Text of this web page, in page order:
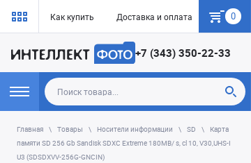
Как купить Доставка и оплата Гарантия
0
+7 (343) 350-22-33
Главная Товары Носители информации SD
Карта
памяти SD 256 Gb Sandisk SDXC Extreme 180MB/ s, cl 10, V30,UHS-I
U3 (SDSDXVV-256G-GNCIN)